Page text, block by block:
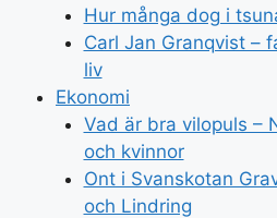
Hur många dog i
Carl Jan Granqvist –
liv
Ekonomi
Vad är bra vilopuls –
och kvinnor
Ont i Svanskotan
och Lindring